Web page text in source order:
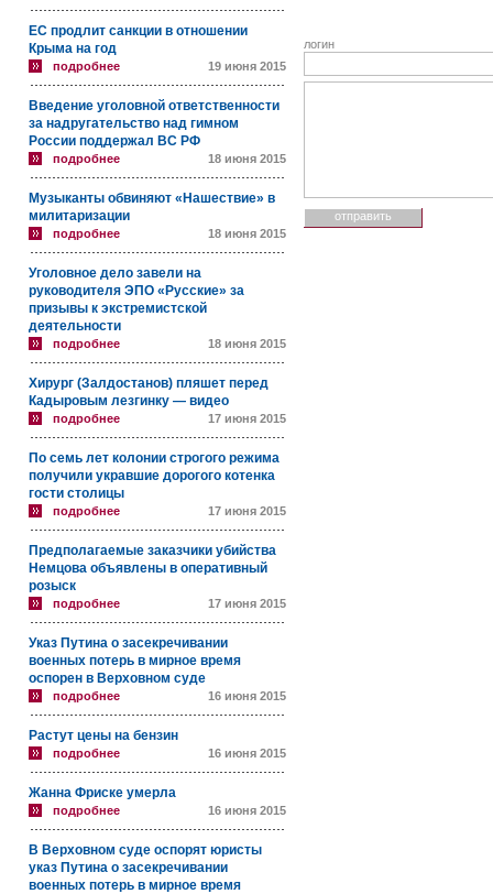
ЕС продлит санкции в отношении
Крыма на год
подробнее 19 июня 2015
Введение уголовной ответственности
за надругательство над гимном
России поддержал ВС РФ
подробнее 18 июня 2015
Музыканты обвиняют «Нашествие» в
милитаризации
подробнее 18 июня 2015
Уголовное дело завели на
руководителя ЭПО «Русские» за
призывы к экстремистской
деятельности
подробнее 18 июня 2015
Хирург (Залдостанов) пляшет перед
Кадыровым лезгинку — видео
подробнее 17 июня 2015
По семь лет колонии строгого режима
получили укравшие дорогого котенка
гости столицы
подробнее 17 июня 2015
Предполагаемые заказчики убийства
Немцова объявлены в оперативный
розыск
подробнее 17 июня 2015
Указ Путина о засекречивании
военных потерь в мирное время
оспорен в Верховном суде
подробнее 16 июня 2015
Растут цены на бензин
подробнее 16 июня 2015
Жанна Фриске умерла
подробнее 16 июня 2015
В Верховном суде оспорят юристы
указ Путина о засекречивании
военных потерь в мирное время
логин